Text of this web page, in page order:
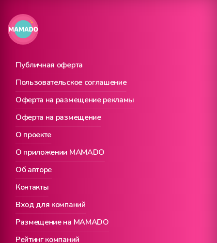
Публичная оферта
О проекте
Вход для компаний
Пользовательское соглашение
О приложении MAMADO
Размещение на MAMADO
Оферта на размещение рекламы
Об авторе
Рейтинг компаний
Оферта на размещение
Контакты